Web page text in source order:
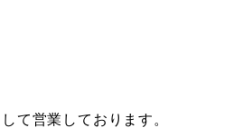
て営業しております。